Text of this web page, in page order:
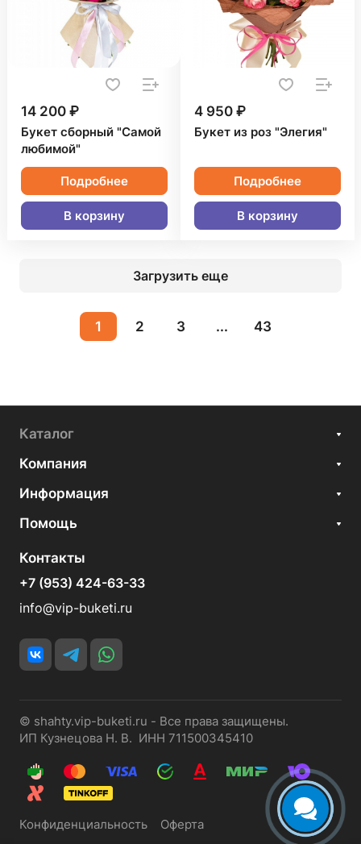
14 200 ₽
Букет сборный "Самой
любимой"
Подробнее
В корзину
4 950 ₽
Букет из роз "Элегия"
Подробнее
В корзину
Загрузить еще
1 2 3 ... 43
Каталог
Компания
Информация
Помощь
Контакты
+7 (953) 424-63-33
info@vip-buketi.ru
© shahty.vip-buketi.ru - Все права защищены.
ИП Кузнецова Н. В. ИНН 711500345410
Конфиденциальность Оферта